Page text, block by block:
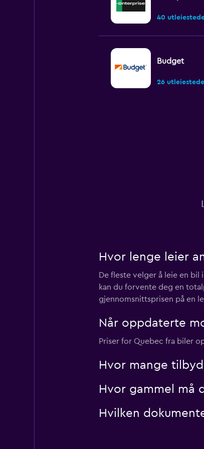
40
Budget
26
Hertz
10
Globe
3 utleiesteder
Hvor lenge leier
De fleste velger å leie en bil
kan du forvente deg en
gjennomsnittsprisen på en
Når oppdaterte
Priser for Quebec fra biler
Hvor mange
Hvor gammel må
Hvilken